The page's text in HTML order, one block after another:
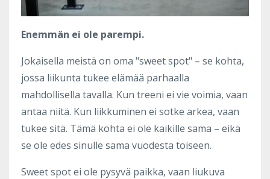
Enemmän ei ole parempi.
Jokaisella meistä on oma "sweet spot" – se kohta,
jossa liikunta tukee elämää parhaalla
mahdollisella tavalla. Kun treeni ei vie voimia, vaan
antaa niitä. Kun liikkuminen ei sotke arkea, vaan
tukee sitä. Tämä kohta ei ole kaikille sama – eikä
se ole edes sinulle sama vuodesta toiseen.
Sweet spot ei ole pysyvä paikka, vaan liukuva